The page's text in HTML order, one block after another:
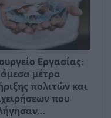
Εργασίας:
μέτρα
πολιτών και
που